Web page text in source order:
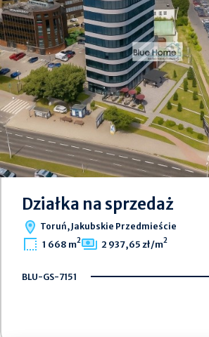
Działka na sprzedaż
Toruń, Jakubskie Przedmieście
1 668 m2 2 937,65 zł/m2
BLU-GS-7151